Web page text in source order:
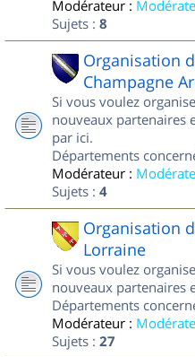
Modérateur :
Sujets : 8
Organisation
Champagne
Si vous voulez
nouveaux partenaires
par ici.
Départements
Modérateur :
Sujets : 4
Organisation
Lorraine
Si vous voulez
nouveaux partenaires
Départements
Modérateur :
Sujets : 27